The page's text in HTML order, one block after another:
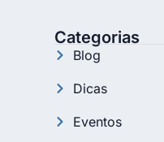
Categorias
Blog
Dicas
Eventos